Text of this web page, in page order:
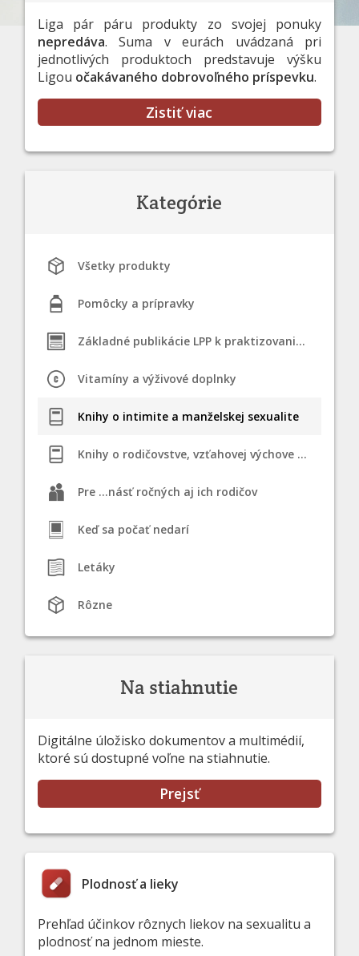
Liga pár páru produkty zo svojej ponuky
nepredáva. Suma v eurách uvádzaná pri
jednotlivých produktoch predstavuje výšku
Ligou očakávaného dobrovoľného príspevku.
Zistiť viac
Kategórie
Všetky produkty
Pomôcky a prípravky
Základné publikácie LPP k praktizovaniu STM
Vitamíny a výživové doplnky
Knihy o intimite a manželskej sexualite
Knihy o rodičovstve, vzťahovej výchove a dojčení
Pre ...násť ročných aj ich rodičov
Keď sa počať nedarí
Letáky
Rôzne
Na stiahnutie
Digitálne úložisko dokumentov a multimédií,
ktoré sú dostupné voľne na stiahnutie.
Prejsť
Plodnosť a lieky
Prehľad účinkov rôznych liekov na sexualitu a
plodnosť na jednom mieste.